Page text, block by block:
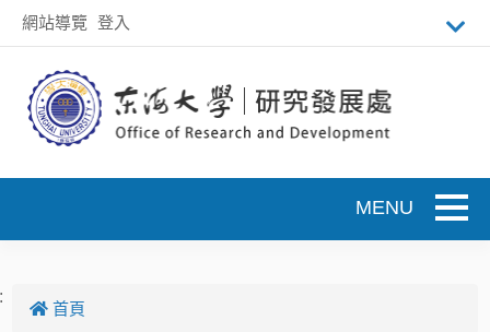
跳到主要內容
網站導覽 登入
首頁